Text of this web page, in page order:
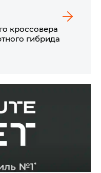
кроссовера
гибрида